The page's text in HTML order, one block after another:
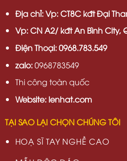
Địa chỉ: Vp: CT8C kđt Đại
Vp: CN A2/ kđt An Bình City,
Điện Thoại: 0968.783.549
zalo:0968783549
Thi công toàn quốc
Website: lenhat.com
TẠI SAO LẠI CHỌN CHÚNG TÔI
HOẠ SĨ TAY NGHỀ CAO